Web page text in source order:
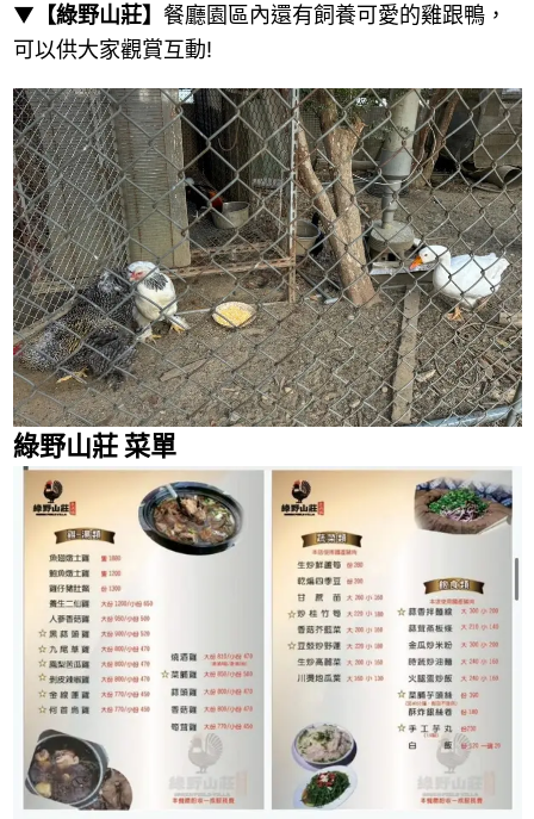
▼ 【綠野山莊】 餐廳園區內還有飼養可愛的雞跟鴨，
可以供大家觀賞互動!
綠野山莊菜單